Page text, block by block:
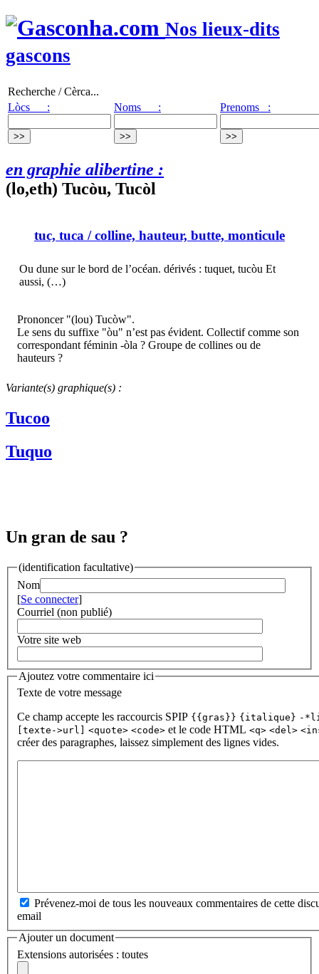
Nos lieux-dits
gascons
Recherche / Cèrca...
Lòcs :
Noms : Prenoms :
en graphie alibertine :
(lo,eth) Tucòu, Tucòl
tuc, tuca / colline, hauteur, butte, monticule
Ou dune sur le bord de l’océan. dérivés : tuquet, tucòu Et
aussi, (…)
Prononcer "(lou) Tucòw".
Le sens du suffixe "òu" n’est pas évident. Collectif comme son
correspondant féminin -òla ? Groupe de collines ou de
hauteurs ?
Variante(s) graphique(s) :
Tucoo
Tuquo
Un gran de sau ?
(identification facultative)
Nom
[Se connecter]
Courriel (non publié)
Votre site web
Ajoutez votre commentaire ici
Texte de votre message
Ce champ accepte les raccourcis SPIP {{gras}} {italique} -
[texte->url]
<quote> <code> et le code HTML <q> <del>
créer des paragraphes, laissez simplement des lignes vides.
Prévenez-moi de tous les nouveaux commentaires de cette
email
Ajouter un document
Extensions autorisées : toutes